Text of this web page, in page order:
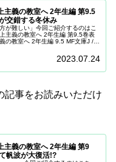
主義の教室へ 2年生編 第9.5
交錯する冬休み
が難しい」今回ご紹介するのはこ
主義の教室へ 2年生編 第9.5巻表
の教室へ 2年生編 9.5 MF文庫J /
2023.07.24
記事をお読みいただけ
主義の教室へ 2年生編 第9
帆波が大復活!?